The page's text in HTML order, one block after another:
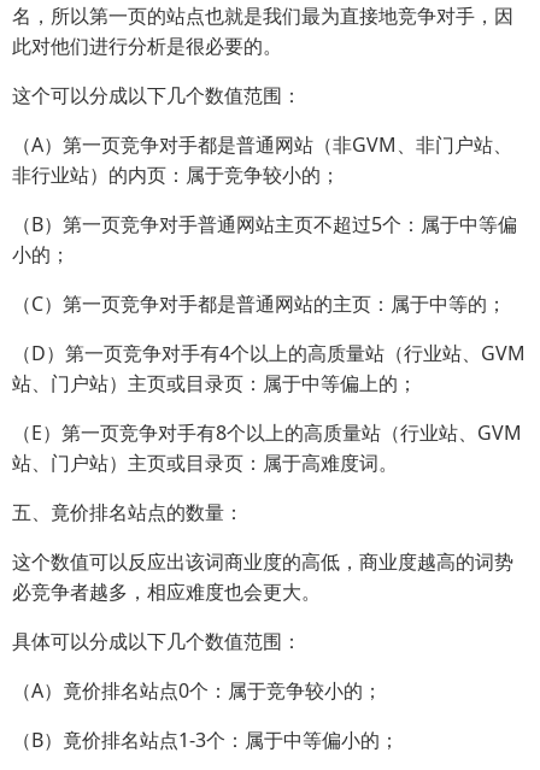
名，所以第一页的站点也就是我们最为直接地竞争对手，因
此对他们进行分析是很必要的。
这个可以分成以下几个数值范围：
（A）第一页竞争对手都是普通网站（非GVM、非门户站、
非行业站）的内页：属于竞争较小的；
（B）第一页竞争对手普通网站主页不超过5个：属于中等偏
小的；
（C）第一页竞争对手都是普通网站的主页：属于中等的；
（D）第一页竞争对手有4个以上的高质量站（行业站、GVM
站、门户站）主页或目录页：属于中等偏上的；
（E）第一页竞争对手有8个以上的高质量站（行业站、GVM
站、门户站）主页或目录页：属于高难度词。
五、竟价排名站点的数量：
这个数值可以反应出该词商业度的高低，商业度越高的词势
必竞争者越多，相应难度也会更大。
具体可以分成以下几个数值范围：
（A）竟价排名站点0个：属于竞争较小的；
（B）竟价排名站点1-3个：属于中等偏小的；